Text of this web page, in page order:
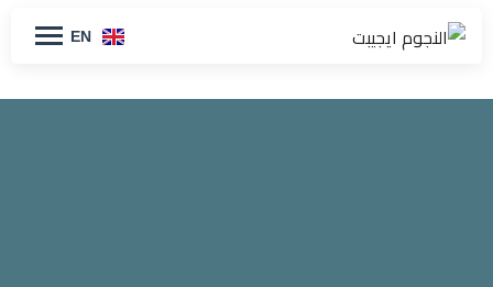
EN